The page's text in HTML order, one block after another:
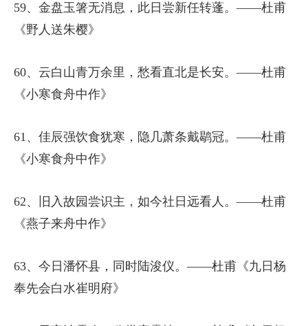
59、金盘玉箸无消息，此日尝新任转蓬。——杜甫
《野人送朱樱》
60、云白山青万余里，愁看直北是长安。——杜甫
《小寒食舟中作》
61、佳辰强饮食犹寒，隐几萧条戴鹖冠。——杜甫
《小寒食舟中作》
62、旧入故园尝识主，如今社日远看人。——杜甫
《燕子来舟中作》
63、今日潘怀县，同时陆浚仪。——杜甫《九日杨
奉先会白水崔明府》